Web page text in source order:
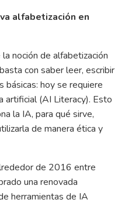
alfabetización en
noción de alfabetización
con saber leer, escribir
básicas: hoy se requiere
artificial (AI Literacy). Esto
la IA, para qué sirve,
de manera ética y
de 2016 entre
una renovada
herramientas de IA